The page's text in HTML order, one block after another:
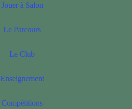
Jouer à Salon
Le Parcours
Le Club
Enseignement
Compétitions